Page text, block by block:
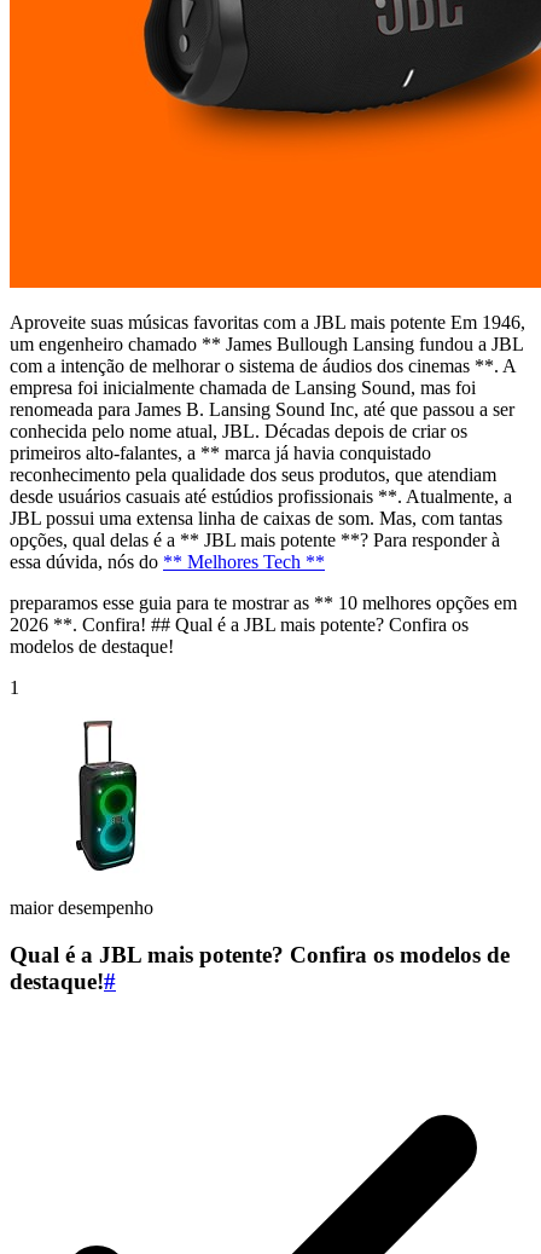
Aproveite suas músicas favoritas com a JBL mais potente Em 1946,
um engenheiro chamado ** James Bullough Lansing fundou a JBL
com a intenção de melhorar o sistema de áudios dos cinemas **. A
empresa foi inicialmente chamada de Lansing Sound, mas foi
renomeada para James B. Lansing Sound Inc, até que passou a ser
conhecida pelo nome atual, JBL. Décadas depois de criar os
primeiros alto-falantes, a ** marca já havia conquistado
reconhecimento pela qualidade dos seus produtos, que atendiam
desde usuários casuais até estúdios profissionais **. Atualmente, a
JBL possui uma extensa linha de caixas de som. Mas, com tantas
opções, qual delas é a ** JBL mais potente **? Para responder à
essa dúvida, nós do ** Melhores Tech **
preparamos esse guia para te mostrar as ** 10 melhores opções em
2026 **. Confira! ## Qual é a JBL mais potente? Confira os
modelos de destaque!
1
maior desempenho
Qual é a JBL mais potente? Confira os modelos de
destaque!#